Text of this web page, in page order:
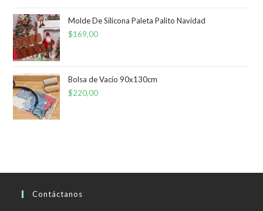
Molde De Silicona Paleta Palito Navidad
$169,00
Bolsa de Vacío 90x130cm
$220,00
Contáctanos